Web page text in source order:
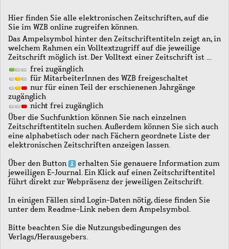
Hier finden Sie alle elektronischen Zeitschriften, auf die
Sie im WZB online zugreifen können.
Das Ampelsymbol hinter den Zeitschriftentiteln zeigt an, in
welchem Rahmen ein Volltextzugriff auf die jeweilige
Zeitschrift möglich ist. Der Volltext einer Zeitschrift ist …
frei zugänglich
für MitarbeiterInnen des WZB freigeschaltet
nur für einen Teil der erschienenen Jahrgänge
zugänglich
nicht frei zugänglich
Über die Suchfunktion können Sie nach einzelnen
Zeitschriftentiteln suchen. Außerdem können Sie sich auch
eine alphabetisch oder nach Fächern geordnete Liste der
elektronischen Zeitschriften anzeigen lassen.
Über den Button
erhalten Sie genauere Information zum
jeweiligen E-Journal. Ein Klick auf einen Zeitschriftentitel
führt direkt zur Webpräsenz der jeweiligen Zeitschrift.
In einigen Fällen sind Login-Daten nötig, diese finden Sie
unter dem Readme-Link neben dem Ampelsymbol.
Bitte beachten Sie die Nutzungsbedingungen des
Verlags/Herausgebers.